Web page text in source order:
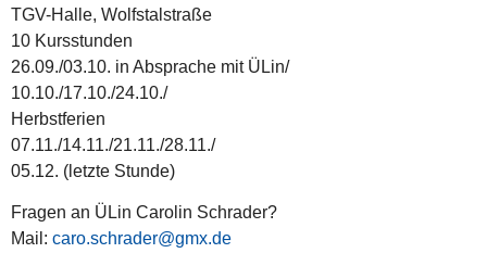
TGV-Halle, Wolfstalstraße
10 Kursstunden
26.09./03.10. in Absprache mit ÜLin/
10.10./17.10./24.10./
Herbstferien
07.11./14.11./21.11./28.11./
05.12. (letzte Stunde)
Fragen an ÜLin Carolin Schrader?
Mail: caro.schrader@gmx.de